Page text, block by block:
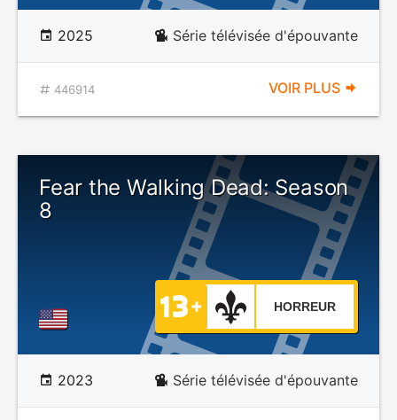
2025 Série télévisée d'épouvante
446914 VOIR PLUS
Fear the Walking Dead: Season
8
HORREUR
2023 Série télévisée d'épouvante